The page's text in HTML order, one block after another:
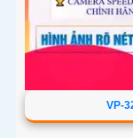
VP-